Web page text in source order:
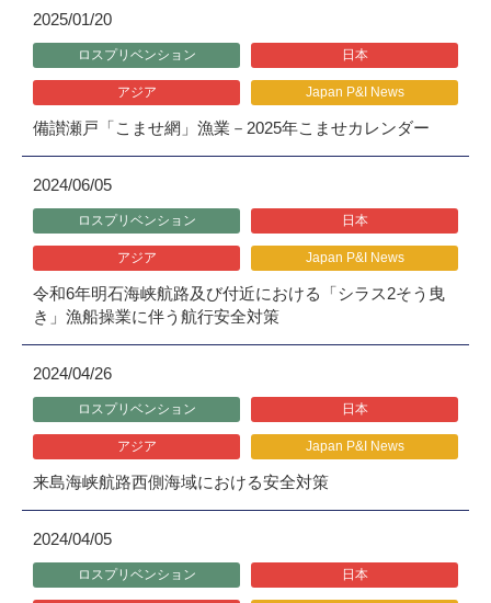
2025/01/20
ロスプリベンション 日本
アジア Japan P&I News
備讃瀬戸「こませ網」漁業－2025年こませカレンダー
2024/06/05
ロスプリベンション 日本
アジア Japan P&I News
令和6年明石海峡航路及び付近における「シラス2そう曳
き」漁船操業に伴う航行安全対策
2024/04/26
ロスプリベンション 日本
アジア Japan P&I News
来島海峡航路西側海域における安全対策
2024/04/05
ロスプリベンション 日本